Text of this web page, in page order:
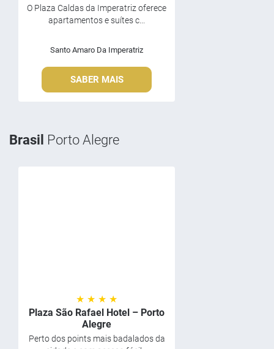
O Plaza Caldas da Imperatriz oferece
apartamentos e suítes c...
Santo Amaro Da Imperatriz
SABER MAIS
Brasil Porto Alegre
★ ★ ★ ★
Plaza São Rafael Hotel – Porto
Alegre
Perto dos points mais badalados da